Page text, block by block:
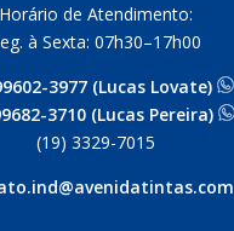
Horário de Atendimento:
à Sexta: 07h30–17h00
3977 (Lucas Lovate)
3710 (Lucas Pereira)
(19) 3329-7015